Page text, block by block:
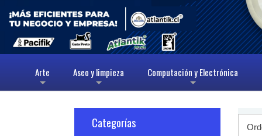
+
Arte
+
Aseo y limpieza
+
Computación y Electrónica
Categorías